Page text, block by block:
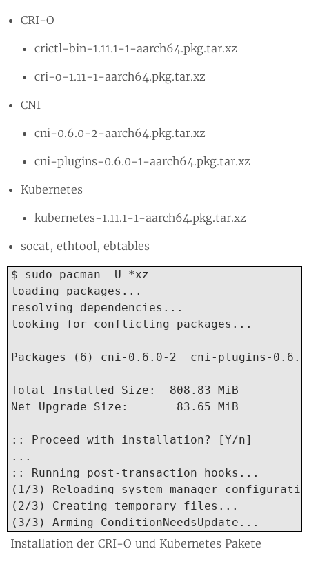
CRI-O
crictl-bin-1.11.1-1-aarch64.pkg.tar.xz
cri-o-1.11-1-aarch64.pkg.tar.xz
CNI
cni-0.6.0-2-aarch64.pkg.tar.xz
cni-plugins-0.6.0-1-aarch64.pkg.tar.xz
Kubernetes
kubernetes-1.11.1-1-aarch64.pkg.tar.xz
socat, ethtool, ebtables
Installation der CRI-O und Kubernetes Pakete
$ sudo pacman -U *xz
loading packages...
resolving dependencies...
looking for conflicting packages...
Packages (6) cni-0.6.0-2  cni-plugins-
Total Installed Size:  808.83 MiB
Net Upgrade Size:       83.65 MiB
:: Proceed with installation? [Y/n]
...
:: Running post-transaction hooks...
(1/3) Reloading system manager
(2/3) Creating temporary files...
(3/3) Arming ConditionNeedsUpdate...